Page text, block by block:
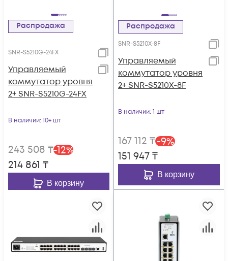
Распродажа
SNR-S5210G-24FX
Управляемый
коммутатор уровня
2+ SNR-S5210G-24FX
В наличии: 10+ шт
243 508 ₸-12%
214 861 ₸
В корзину
Распродажа
SNR-S5210X-8F
Управляемый
коммутатор уровня
2+ SNR-S5210X-8F
В наличии: 1 шт
167 112 ₸-9%
151 947₸
В корзину